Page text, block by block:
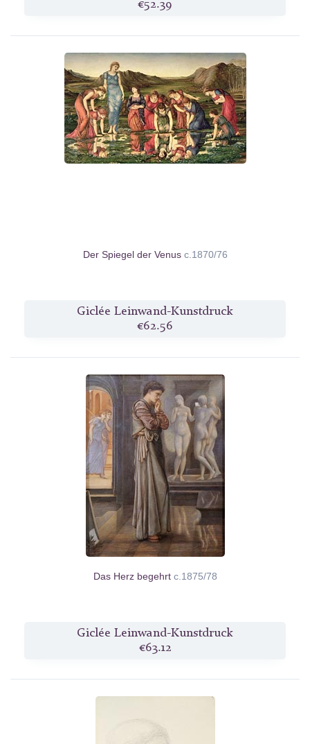
€52.39
Der Spiegel der Venus c.1870/76
Giclée Leinwand-Kunstdruck
€62.56
Das Herz begehrt c.1875/78
Giclée Leinwand-Kunstdruck
€63.12